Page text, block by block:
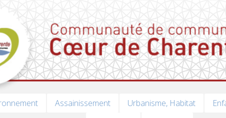
Assainissement Urbanisme, Habitat